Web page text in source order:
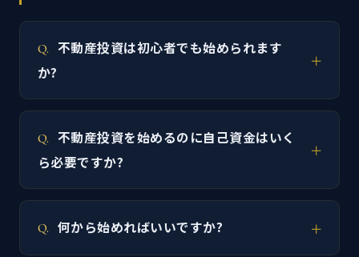
不動産投資は初心者でも始められます
か?
不動産投資を始めるのに自己資金はいく
ら必要ですか?
何から始めればいいですか?